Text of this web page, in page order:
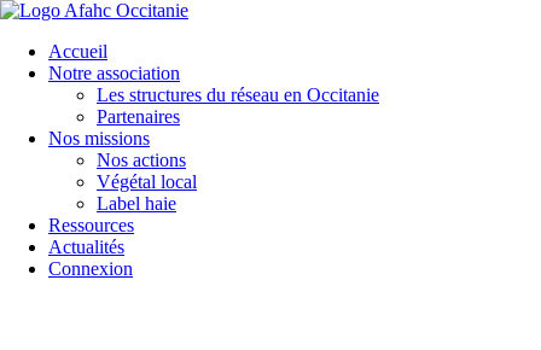
Accueil
Notre association
Les structures du réseau en Occitanie
Partenaires
Nos missions
Nos actions
Végétal local
Label haie
Ressources
Actualités
Connexion